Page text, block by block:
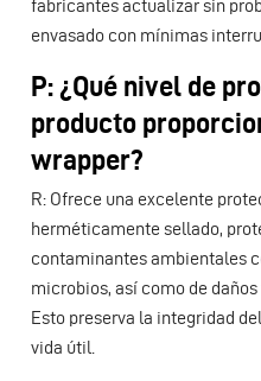
fabricantes actualizar sin
envasado con mínimas
P: ¿Qué nivel de
producto
wrapper?
R: Ofrece una excelente
herméticamente sellado,
contaminantes ambientales
microbios, así como de
Esto preserva la integridad
vida útil.